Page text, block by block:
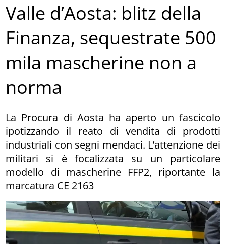
Valle d’Aosta: blitz della
Finanza, sequestrate 500
mila mascherine non a
norma
La Procura di Aosta ha aperto un fascicolo
ipotizzando il reato di vendita di prodotti
industriali con segni mendaci. L’attenzione dei
militari si è focalizzata su un particolare
modello di mascherine FFP2, riportante la
marcatura CE 2163